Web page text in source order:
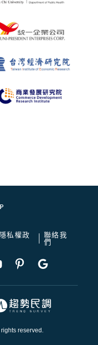
私權政
聯絡我
們
reserved.